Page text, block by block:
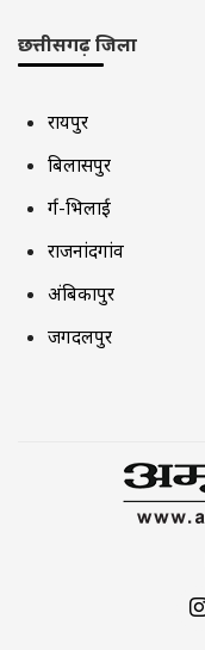
छत्तीसगढ़ जिला
रायपुर
बिलासपुर
दुर्ग-भिलाई
राजनांदगांव
अंबिकापुर
जगदलपुर